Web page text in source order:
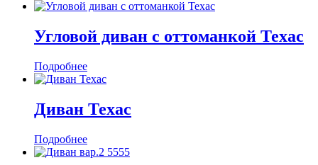
Угловой диван с оттоманкой Техас
Подробнее
Диван Техас
Подробнее